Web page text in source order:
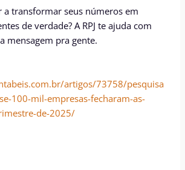
a transformar seus números em
de verdade? A RPJ te ajuda com
mensagem pra gente.
artigos/73758/pesquisa
100-mil-empresas-fecharam-as-
de-2025/